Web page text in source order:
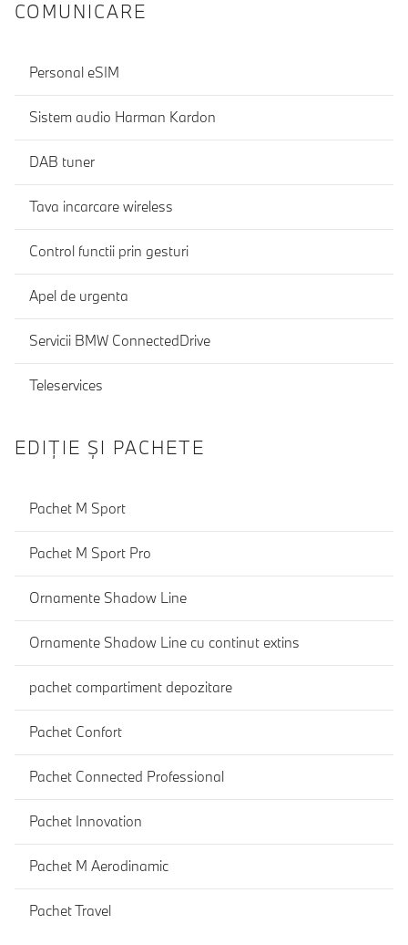
COMUNICARE
Personal eSIM
Sistem audio Harman Kardon
DAB tuner
Tava incarcare wireless
Control functii prin gesturi
Apel de urgenta
Servicii BMW ConnectedDrive
Teleservices
EDIŢIE ŞI PACHETE
Pachet M Sport
Pachet M Sport Pro
Ornamente Shadow Line
Ornamente Shadow Line cu continut extins
pachet compartiment depozitare
Pachet Confort
Pachet Connected Professional
Pachet Innovation
Pachet M Aerodinamic
Pachet Travel